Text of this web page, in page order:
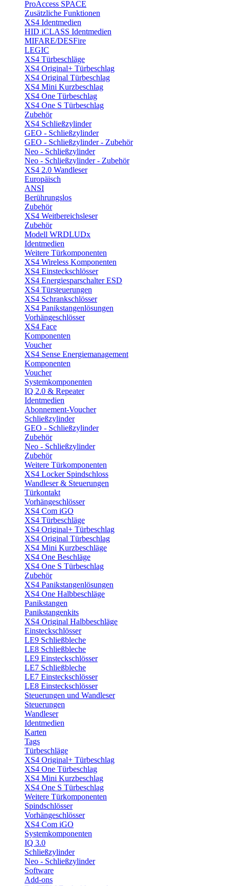
ProAccess SPACE
Zusätzliche Funktionen
XS4 Identmedien
HID iCLASS Identmedien
MIFARE/DESFire
LEGIC
XS4 Türbeschläge
XS4 Original+ Türbeschlag
XS4 Original Türbeschlag
XS4 Mini Kurzbeschlag
XS4 One Türbeschlag
XS4 One S Türbeschlag
Zubehör
XS4 Schließzylinder
GEO - Schließzylinder
GEO - Schließzylinder - Zubehör
Neo - Schließzylinder
Neo - Schließzylinder - Zubehör
XS4 2.0 Wandleser
Europäisch
ANSI
Berührungslos
Zubehör
XS4 Weitbereichsleser
Zubehör
Modell WRDLUDx
Identmedien
Weitere Türkomponenten
XS4 Wireless Komponenten
XS4 Einsteckschlösser
XS4 Energiesparschalter ESD
XS4 Türsteuerungen
XS4 Schrankschlösser
XS4 Panikstangenlösungen
Vorhängeschlösser
XS4 Face
Komponenten
Voucher
XS4 Sense Energiemanagement
Komponenten
Voucher
Systemkomponenten
IQ 2.0 & Repeater
Identmedien
Abonnement-Voucher
Schließzylinder
GEO - Schließzylinder
Zubehör
Neo - Schließzylinder
Zubehör
Weitere Türkomponenten
XS4 Locker Spindschloss
Wandleser & Steuerungen
Türkontakt
Vorhängeschlösser
XS4 Com iGO
XS4 Türbeschläge
XS4 Original+ Türbeschlag
XS4 Original Türbeschlag
XS4 Mini Kurzbeschläge
XS4 One Beschläge
XS4 One S Türbeschlag
Zubehör
XS4 Panikstangenlösungen
XS4 One Halbbeschläge
Panikstangen
Panikstangenkits
XS4 Original Halbbeschläge
Einsteckschlösser
LE9 Schließbleche
LE8 Schließbleche
LE9 Einsteckschlösser
LE7 Schließbleche
LE7 Einsteckschlösser
LE8 Einsteckschlösser
Steuerungen und Wandleser
Steuerungen
Wandleser
Identmedien
Karten
Tags
Türbeschläge
XS4 Original+ Türbeschlag
XS4 One Türbeschlag
XS4 Mini Kurzbeschlag
XS4 One S Türbeschlag
Weitere Türkomponenten
Spindschlösser
Vorhängeschlösser
XS4 Com iGO
Systemkomponenten
IQ 3.0
Schließzylinder
Neo - Schließzylinder
Software
Add-ons